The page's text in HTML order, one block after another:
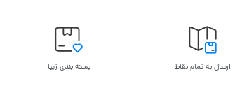
ارسال به تمام نقاط بسته بندی زیبا